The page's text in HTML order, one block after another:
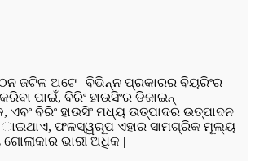
ଜଟିଳ ଅଟେ | ବିଭିନ୍ନ ପ୍ରକାରର ବିୟରିଂର
ପାଇଁ, ବିରିଂ ହାଉସିଂର ଡିଜାଇନ୍
ଏବଂ ବିରିଂ ହାଉସିଂ ମଧ୍ୟ ଉତ୍ପାଦର ଉତ୍ପାଦନ
ାଇଥାଏ, ଫଳସ୍ୱରୂପ ଏହାର ସାମଗ୍ରିକ ମୂଲ୍ୟ
ଭାରୀ ଅଧିକ |